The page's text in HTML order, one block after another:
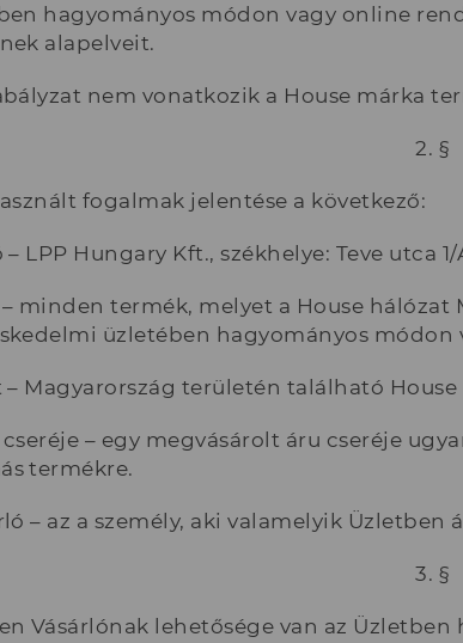
hagyományos módon vagy online
alapelveit.
nem vonatkozik a House márka
2. §
fogalmak jelentése a következő:
– LPP Hungary Kft., székhelye: Teve utca 1/
– minden termék, melyet a House
üzletében hagyományos módon
– Magyarország területén található
– egy megvásárolt áru cseréje
termékre.
– az a személy, aki valamelyik Üzletben
3. §
Vásárlónak lehetősége van az